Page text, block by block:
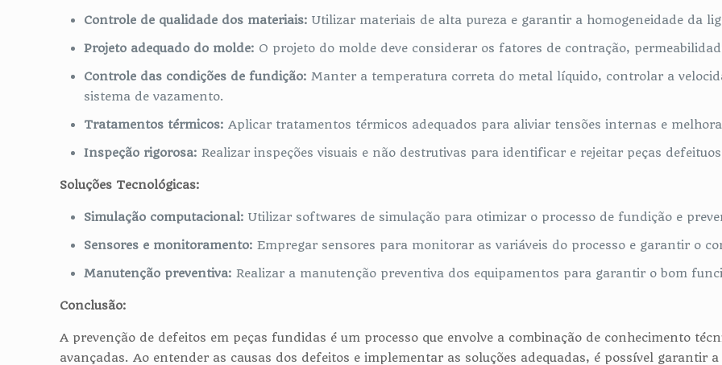
Controle de qualidade dos materiais: Utilizar materiais de alta pureza e garantir a homogeneidade da
Projeto adequado do molde: O projeto do molde deve considerar os fatores de contração,
Controle das condições de fundição: Manter a temperatura correta do metal líquido, controlar a
sistema de vazamento.
Tratamentos térmicos: Aplicar tratamentos térmicos adequados para aliviar tensões internas e
Inspeção rigorosa: Realizar inspeções visuais e não destrutivas para identificar e rejeitar peças
Soluções Tecnológicas:
Simulação computacional: Utilizar softwares de simulação para otimizar o processo de fundição e
Sensores e monitoramento: Empregar sensores para monitorar as variáveis do processo e garantir o
Manutenção preventiva: Realizar a manutenção preventiva dos equipamentos para garantir o bom
Conclusão:
A prevenção de defeitos em peças fundidas é um processo que envolve a combinação de conhecimento
avançadas. Ao entender as causas dos defeitos e implementar as soluções adequadas, é possível garantir